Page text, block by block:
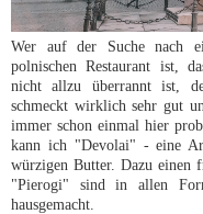
Wer auf der Suche nach
polnischen Restaurant ist,
nicht allzu überrannt ist,
schmeckt wirklich sehr gut
immer schon einmal hier
kann ich "Devolai" - eine
würzigen Butter. Dazu einen
"Pierogi" sind in allen
hausgemacht.